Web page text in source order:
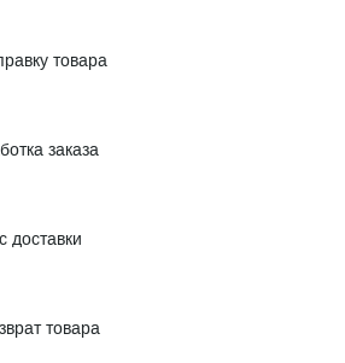
товара
заказа
доставки
товара